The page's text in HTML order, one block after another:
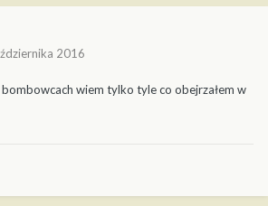
2016
wiem tylko tyle co obejrzałem w